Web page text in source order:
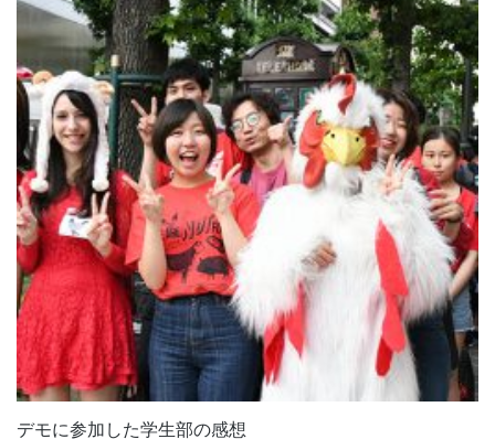
デモに参加した学生部の感想